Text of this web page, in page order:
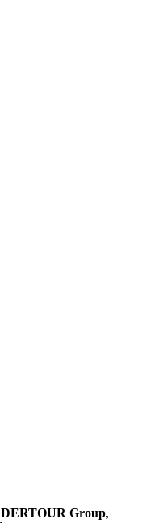
DERTOUR Group,